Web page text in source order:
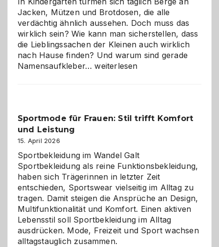
Jacken, Mützen und Brotdosen, die alle
verdächtig ähnlich aussehen. Doch muss das
wirklich sein? Wie kann man sicherstellen, dass
die Lieblingssachen der Kleinen auch wirklich
nach Hause finden? Und warum sind gerade
Namensaufkleber…Namensaufkleber
gegen
Chaos
weiterlesen
Sportmode für Frauen: Stil trifft Komfort
und Leistung
15. April 2026
Sportbekleidung im Wandel Galt
Sportbekleidung als reine Funktionsbekleidung,
haben sich Trägerinnen in letzter Zeit
entschieden, Sportswear vielseitig im Alltag zu
tragen. Damit steigen die Ansprüche an Design,
Multifunktionalität und Komfort. Einen aktiven
Lebensstil soll Sportbekleidung im Alltag
ausdrücken. Mode, Freizeit und Sport wachsen
alltagstauglich zusammen.